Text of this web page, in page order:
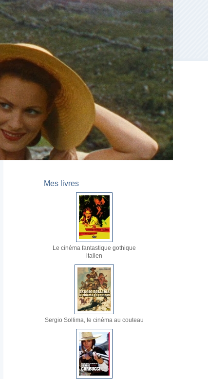
Mes livres
Le cinéma fantastique gothique
italien
Sergio Sollima, le cinéma au couteau